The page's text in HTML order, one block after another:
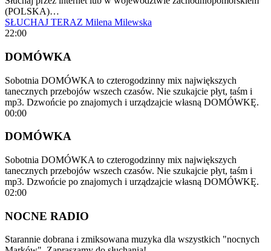
(POLSKA)…
SŁUCHAJ TERAZ Milena Milewska
22:00
DOMÓWKA
Sobotnia DOMÓWKA to czterogodzinny mix największych
tanecznych przebojów wszech czasów. Nie szukajcie płyt, taśm i
mp3. Dzwońcie po znajomych i urządzajcie własną DOMÓWKĘ.
00:00
DOMÓWKA
Sobotnia DOMÓWKA to czterogodzinny mix największych
tanecznych przebojów wszech czasów. Nie szukajcie płyt, taśm i
mp3. Dzwońcie po znajomych i urządzajcie własną DOMÓWKĘ.
02:00
NOCNE RADIO
Starannie dobrana i zmiksowana muzyka dla wszystkich "nocnych